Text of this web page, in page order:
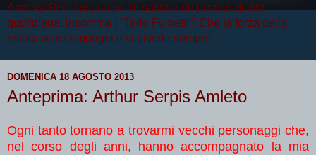
Artrosia Perhaps, un po' di satira e un pizzico di vita
quotidiana: insomma i "Tarlo Fumetti"! Che la forza della
lettura vi accompagni e vi diverta sempre.
DOMENICA 18 AGOSTO 2013
Anteprima: Arthur Serpis Amleto
Ogni tanto tornano a trovarmi vecchi personaggi che,
nel corso degli anni, hanno accompagnato la mia